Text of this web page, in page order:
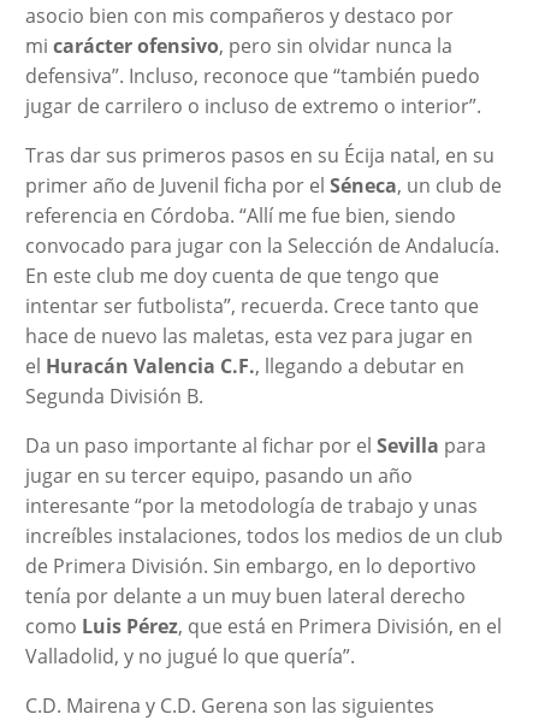
asocio bien con mis compañeros y destaco por
mi carácter ofensivo, pero sin olvidar nunca la
defensiva”. Incluso, reconoce que “también puedo
jugar de carrilero o incluso de extremo o interior”.
Tras dar sus primeros pasos en su Écija natal, en su
primer año de Juvenil ficha por el Séneca, un club de
referencia en Córdoba. “Allí me fue bien, siendo
convocado para jugar con la Selección de Andalucía.
En este club me doy cuenta de que tengo que
intentar ser futbolista”, recuerda. Crece tanto que
hace de nuevo las maletas, esta vez para jugar en
el Huracán Valencia C.F., llegando a debutar en
Segunda División B.
Da un paso importante al fichar por el Sevilla para
jugar en su tercer equipo, pasando un año
interesante “por la metodología de trabajo y unas
increíbles instalaciones, todos los medios de un club
de Primera División. Sin embargo, en lo deportivo
tenía por delante a un muy buen lateral derecho
como Luis Pérez, que está en Primera División, en el
Valladolid, y no jugué lo que quería”.
C.D. Mairena y C.D. Gerena son las siguientes